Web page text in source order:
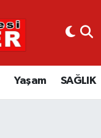
Yaşam SAĞLIK